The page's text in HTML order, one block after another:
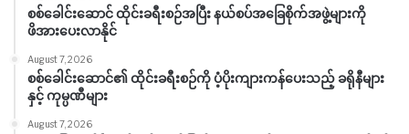
စစ်ခေါင်းဆောင် ထိုင်းခရီးစဉ်အပြီး နယ်စပ်အခြေစိုက်အဖွဲ့များကို
ဖိအားပေးလာနိုင်
August 7, 2026
စစ်ခေါင်းဆောင်၏ ထိုင်းခရီးစဉ်ကို ပံ့ပိုးကျားကန်ပေးသည့် ခရိုနီများ
နှင့် ကုမ္ပဏီများ
August 7, 2026